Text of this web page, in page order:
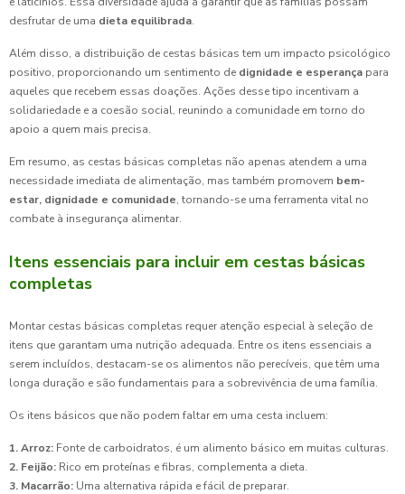
desfrutar de uma dieta equilibrada.
Além disso, a distribuição de cestas básicas tem um impacto psicológico
positivo, proporcionando um sentimento de dignidade e esperança para
aqueles que recebem essas doações. Ações desse tipo incentivam a
solidariedade e a coesão social, reunindo a comunidade em torno do
apoio a quem mais precisa.
Em resumo, as cestas básicas completas não apenas atendem a uma
necessidade imediata de alimentação, mas também promovem bem-
estar, dignidade e comunidade, tornando-se uma ferramenta vital no
combate à insegurança alimentar.
Itens essenciais para incluir em cestas básicas
completas
Montar cestas básicas completas requer atenção especial à seleção de
itens que garantam uma nutrição adequada. Entre os itens essenciais a
serem incluídos, destacam-se os alimentos não perecíveis, que têm uma
longa duração e são fundamentais para a sobrevivência de uma família.
Os itens básicos que não podem faltar em uma cesta incluem:
1. Arroz: Fonte de carboidratos, é um alimento básico em muitas culturas.
2. Feijão: Rico em proteínas e fibras, complementa a dieta.
3. Macarrão: Uma alternativa rápida e fácil de preparar.